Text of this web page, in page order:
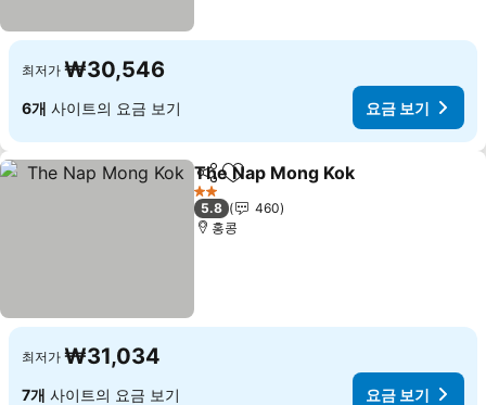
최저가 ₩30,546
6개 사이트의 요금 보기 요금 보기
공유 즐겨찾기에 추가
The Nap Mong Kok
2 성급
5.8
460
홍콩
최저가 ₩31,034
7개 사이트의 요금 보기 요금 보기